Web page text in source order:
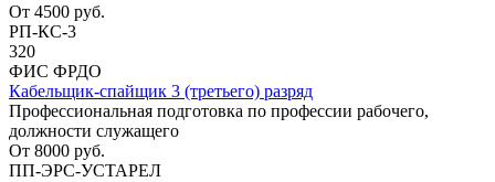
От 4500 руб.
РП-КС-3
320
ФИС ФРДО
Кабельщик-спайщик 3 (третьего) разряд
Профессиональная подготовка по профессии рабочего,
должности служащего
От 8000 руб.
ПП-ЭРС-УСТАРЕЛ